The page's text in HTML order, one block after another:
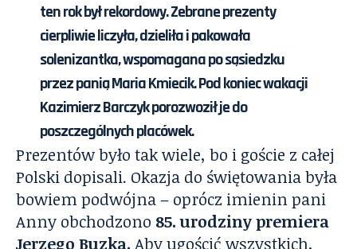
ten rok był rekordowy. Zebrane prezenty
cierpliwie liczyła, dzieliła i pakowała
solenizantka, wspomagana po sąsiedzku
przez panią Maria Kmiecik. Pod koniec wakacji
Kazimierz Barczyk porozwoził je do
poszczególnych placówek.
Prezentów było tak wiele, bo i goście z całej
Polski dopisali. Okazja do świętowania była
bowiem podwójna – oprócz imienin pani
Anny obchodzono 85. urodziny premiera
Jerzego Buzka. Aby ugościć wszystkich,